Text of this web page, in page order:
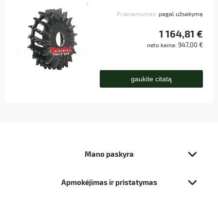
Prieinamumas: pagal užsakymą
1 164,81 €
neto kaina: 947,00 €
gaukite citatą
Mano paskyra
Apmokėjimas ir pristatymas